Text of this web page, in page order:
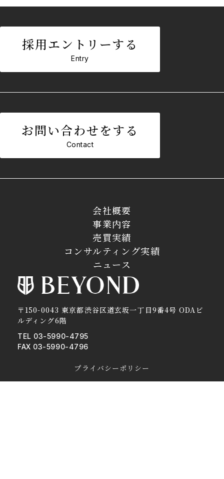
採用エントリーする
Entry
お問い合わせをする
Contact
〒150-0043 東京都渋谷区道玄坂一丁目9番4号 ODAビ
ルディング6階
TEL 03-5990-4795
FAX 03-5990-4796
会社概要
事業内容
売買実績
コンサルティング実績
ニュース
プライバシーポリシー